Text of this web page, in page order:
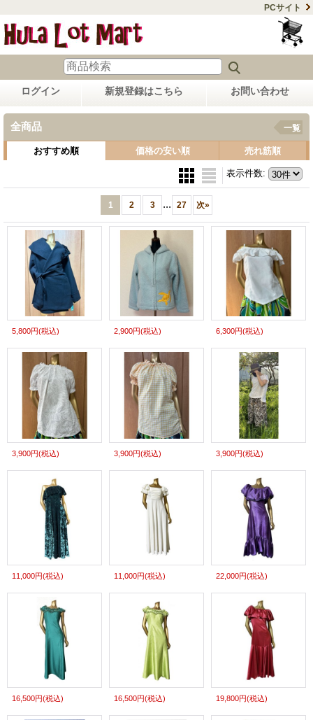
PCサイト
ログイン 新規登録はこちら お問い合わせ
全商品 一覧
おすすめ順 価格の安い順 売れ筋順
表示件数:
1 2 3 ... 27 次»
5,800円(税込) 2,900円(税込) 6,300円(税込)
3,900円(税込) 3,900円(税込) 3,900円(税込)
11,000円(税込) 11,000円(税込) 22,000円(税込)
16,500円(税込) 16,500円(税込) 19,800円(税込)